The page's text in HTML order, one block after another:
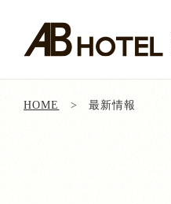
HOME 最新情報